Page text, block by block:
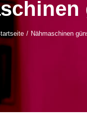
Nähmaschinen